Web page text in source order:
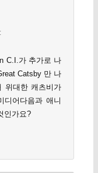
C.I.가 추가로 나
Catsby 만 나
위대한 캐츠비가
디어다음과 애니
인가요?